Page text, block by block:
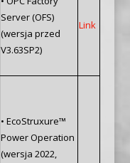
Server (OFS)
(wersja przed
V3.63SP2)
Link
• EcoStruxure™
Power Operation
(wersja 2022,